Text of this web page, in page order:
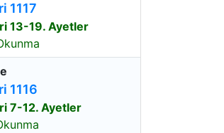
1117
13-19. Ayetler
1116
7-12. Ayetler